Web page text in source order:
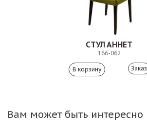
СТУЛ АННЕТ
166-062
Заказ
Вам может быть интересно